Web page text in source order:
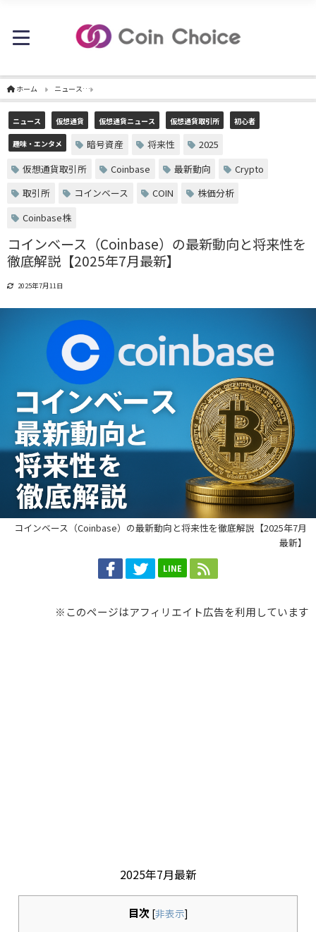
ホーム ニュース
ニュース 仮想通貨 仮想通貨ニュース 仮想通貨取引所 初心者
趣味・エンタメ 暗号資産 将来性
2025
仮想通貨取引所
Coinbase 最新動向
Crypto
取引所
コインベース COIN
株価分析
Coinbase株
コインベース（Coinbase）の最新動向と将来性を
徹底解説【2025年7月最新】
2025年7月11日
コインベース（Coinbase）の最新動向と将来性を徹底解説【2025年7月
最新】
LINE
※このページはアフィリエイト広告を利用しています
2025年7月最新
目次 [非表示]